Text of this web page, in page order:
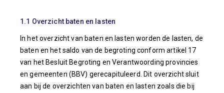
1.1 Overzicht baten en lasten
In het overzicht van baten en lasten worden de lasten, de
baten en het saldo van de begroting conform artikel 17
van het Besluit Begroting en Verantwoording provincies
en gemeenten (BBV) gerecapituleerd. Dit overzicht sluit
aan bij de overzichten van baten en lasten zoals die bij